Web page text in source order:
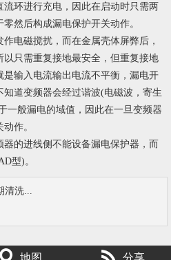
环进行充电，因此在启动时只需两
然后构成漏电保护开关动作。
磁搅扰，而在金属壳体屏弊后，
只需重复接地最安全，但重复接地
输入电流输出电流不平衡，漏电开
道变频器会经过谐波(电磁波，寄生
一般漏电的域值，因此在一旦变频器
作。
器的进线侧不能设备漏电保护器，而
型)。
清洗...
地图 分享